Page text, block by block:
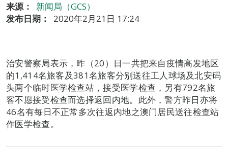
来源：
新闻局（GCS）
发布日期：
2020年2月21日 17:24
治安警察局表示，昨（20）日一共把来自疫情高发地区
的1,414名旅客及381名旅客分别送往工人球场及北安码
头两个临时医学检查站，接受医学检查，另有792名旅
客不愿接受检查而选择返回内地。此外，警方昨日亦将
46名有每日不正常多次往返内地之澳门居民送往检查站
作医学检查。